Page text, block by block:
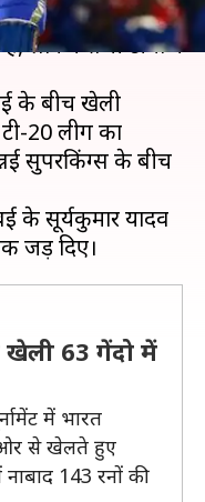
को शुरू होने में भले
लेकिन सभी टीमों ने
के बीच खेली
20 लीग का
सुपरकिंग्स के बीच
सूर्यकुमार यादव
खेली 63 गेंदो में
में भारत
ओर से खेलते हुए
143 रनों की